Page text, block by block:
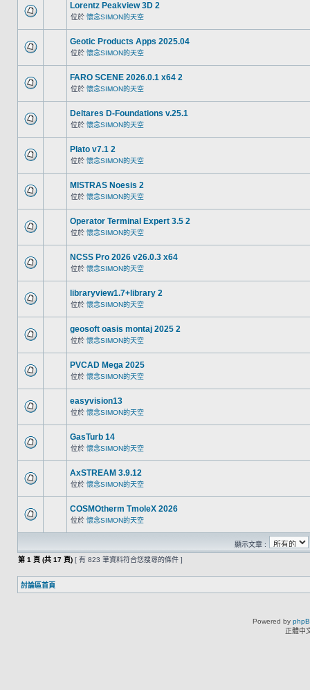
Lorentz Peakview 3D 2
位於 懷念SIMON的天空
Geotic Products Apps 2025.04
位於 懷念SIMON的天空
FARO SCENE 2026.0.1 x64 2
位於 懷念SIMON的天空
Deltares D-Foundations v.25.1
位於 懷念SIMON的天空
Plato v7.1 2
位於 懷念SIMON的天空
MISTRAS Noesis 2
位於 懷念SIMON的天空
Operator Terminal Expert 3.5 2
位於 懷念SIMON的天空
NCSS Pro 2026 v26.0.3 x64
位於 懷念SIMON的天空
libraryview1.7+library 2
位於 懷念SIMON的天空
geosoft oasis montaj 2025 2
位於 懷念SIMON的天空
PVCAD Mega 2025
位於 懷念SIMON的天空
easyvision13
位於 懷念SIMON的天空
GasTurb 14
位於 懷念SIMON的天空
AxSTREAM 3.9.12
位於 懷念SIMON的天空
COSMOtherm TmoleX 2026
位於 懷念SIMON的天空
顯示文章 :
第 1 頁 (共 17 頁) [ 有 823 筆資料符合您搜尋的條件 ]
討論區首頁
Powered by
正體中